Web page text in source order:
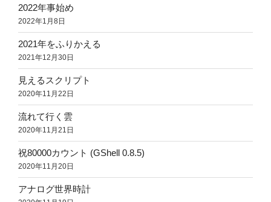
2022年事始め
2022年1月8日
2021年をふりかえる
2021年12月30日
見えるスクリプト
2020年11月22日
流れて行く雲
2020年11月21日
祝80000カウント (GShell 0.8.5)
2020年11月20日
アナログ世界時計